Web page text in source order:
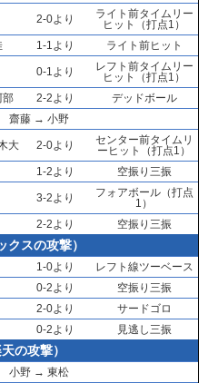
2-0より
ライト前タイムリー
ヒット（打点1）
1-1より ライト前ヒット
0-1より
レフト前タイムリー
ヒット（打点1）
部 2-2より
デッドボール
齋藤→ 小野
大 2-0より
センター前タイムリ
ーヒット（打点1）
1-2より 空振り三振
3-2より
フォアボール（打点
1）
2-2より 空振り三振
クスの攻撃）
1-0より
レフト線ツーベース
0-2より
空振り三振
2-0より
サードゴロ
0-2より 見逃し三振
の攻撃）
小野→ 東松